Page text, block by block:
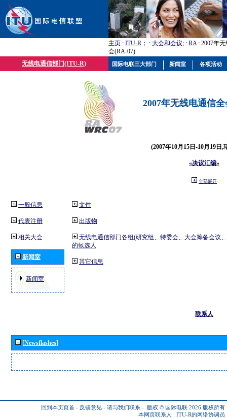
主页 : ITU-R ； : 大会和会议; : RA: 2007年
会(RA-07)
无线电通信部门(ITU-R)
2007年无线电通信
(2007年10月15日-10月19日,
«决议汇编»
全部展开
一般信息
代表注册
相关大会
新闻室
新闻室
文件
出版物
无线电通信部门各组(研究组、特委会、大会筹备会议
的候选人
其它信息
联系人
[Newsflashes]
回到本页页首 - 反馈意见 - 请与我们联系 - 版权 © 国际电联 2026 版权所有
本网页联系人 : ITU-R的网络协调员
国际电联三大部门 新闻室 各项活动